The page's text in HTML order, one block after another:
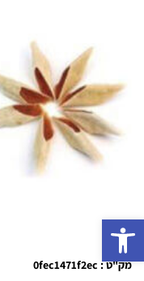
מק"ט : 0fec1471f2ec
פתח סרגל נגישות